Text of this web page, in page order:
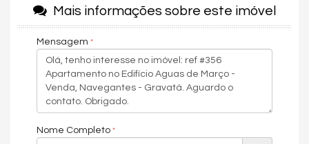
Sala de Estar
Lavabo
Suíte Standard
Piso Porcelanato
Vista Livre
Acabamento em Gesso
Características do Empreendimento
Sala de Jogos
Salão de Festas
Piscina
Mais informações sobre este imóvel
Mensagem
Nome Completo